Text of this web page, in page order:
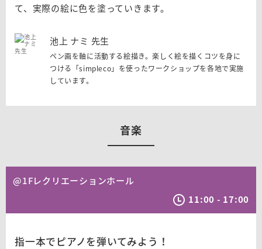
て、実際の絵に色を塗っていきます。
池上 ナミ 先生
ペン画を軸に活動する絵描き。楽しく絵を描くコツを身に
つける「simpleco」を使ったワークショップを各地で実施
しています。
音楽
@1Fレクリエーションホール
11:00 - 17:00
指一本でピアノを弾いてみよう！